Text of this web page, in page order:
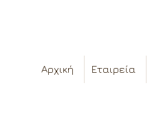
Αρχική Εταιρεία